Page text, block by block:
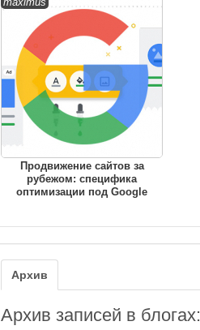
Продвижение сайтов за
рубежом: специфика
оптимизации под Google
Архив
Архив записей в блогах: